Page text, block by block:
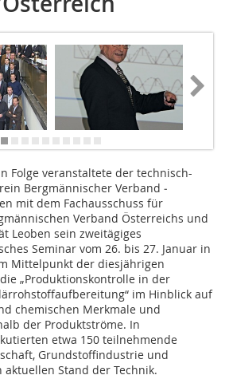
Folge veranstaltete der technisch-
Bergmännischer Verband
mit dem Fachausschuss für
Verband Österreichs und
Leoben sein zwei­tägiges
Seminar vom 26. bis 27. Januar in
Mittelpunkt der diesjährigen
„Produktionskontrolle in der
im Hinblick auf
chemischen Merkmale und
der Produktströme. In
etwa 150 teilnehmende
Grundstoffindustrie und
Stand der Technik.